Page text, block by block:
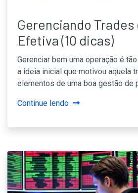
Gerenciando Trades
Efetiva (10 dicas)
Gerenciar bem uma operação é
a ideia inicial que motivou aquela
elementos de uma boa gestão de
Continue lendo